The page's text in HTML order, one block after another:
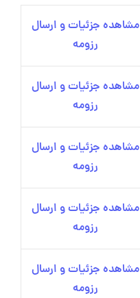
مشاهده جزئیات و ارسال
رزومه
مشاهده جزئیات و ارسال
رزومه
مشاهده جزئیات و ارسال
رزومه
مشاهده جزئیات و ارسال
رزومه
مشاهده جزئیات و ارسال
رزومه